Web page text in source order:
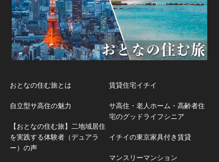
おとなの住む旅とは
自立型サ高住の魅力
【おとなの住む旅】二地域居住
を実践する体験者（デュアラ
ー）の声
賃貸住宅イチイ
サ高住・老人ホーム・高齢者住
宅のグッドライフシニア
イチイの東京家具付き賃貸
マンスリーマンション